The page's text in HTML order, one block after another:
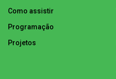
Como assistir
Programação
Projetos